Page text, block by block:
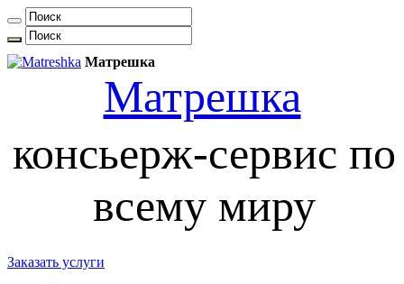
Матрешка
Матрешка
консьерж-сервис по
всему миру
Заказать услуги